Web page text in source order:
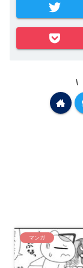
マンガ